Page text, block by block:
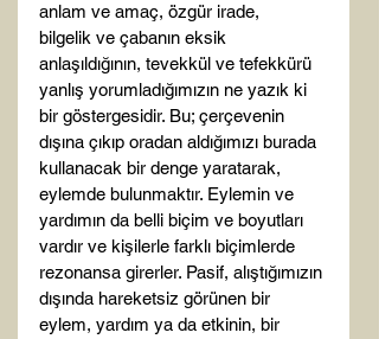
anlam ve amaç, özgür irade,
bilgelik ve çabanın eksik
anlaşıldığının, tevekkül ve tefekkürü
yanlış yorumladığımızın ne yazık ki
bir göstergesidir. Bu; çerçevenin
dışına çıkıp oradan aldığımızı burada
kullanacak bir denge yaratarak,
eylemde bulunmaktır. Eylemin ve
yardımın da belli biçim ve boyutları
vardır ve kişilerle farklı biçimlerde
rezonansa girerler. Pasif, alıştığımızın
dışında hareketsiz görünen bir
eylem, yardım ya da etkinin, bir